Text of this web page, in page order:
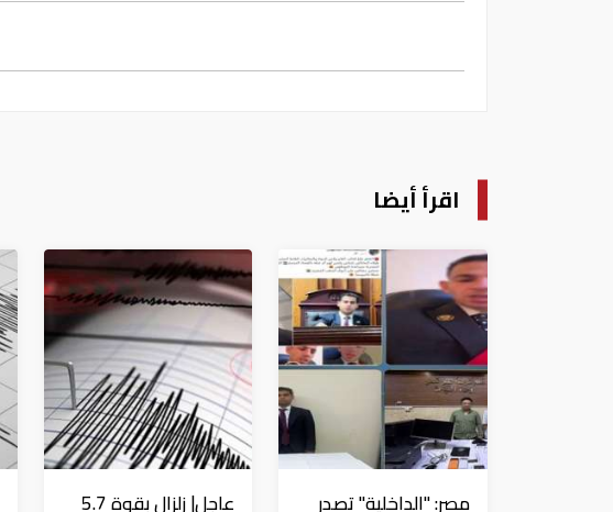
اقرأ أيضا
مصر: "الداخلية" تصدر
عاجل| زلزال بقوة 5.7